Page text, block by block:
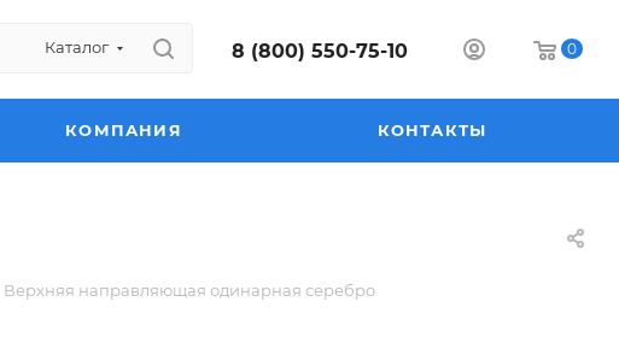
Каталог 8 (800) 550-75-10 0
КОМПАНИЯ КОНТАКТЫ
Верхняя направляющая одинарная серебро